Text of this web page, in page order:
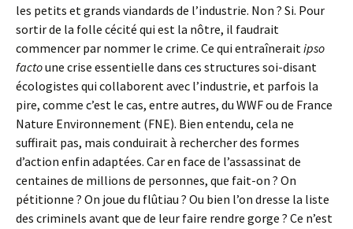
les petits et grands viandards de l’industrie. Non ? Si. Pour
sortir de la folle cécité qui est la nôtre, il faudrait
commencer par nommer le crime. Ce qui entraîneraitipso
factoune crise essentielle dans ces structures soi-disant
écologistes qui collaborent avec l’industrie, et parfois la
pire, comme c’est le cas, entre autres, du WWF ou de France
Nature Environnement (FNE). Bien entendu, cela ne
suffirait pas, mais conduirait à rechercher des formes
d’action enfin adaptées. Car en face de l’assassinat de
centaines de millions de personnes, que fait-on ? On
pétitionne ? On joue du flûtiau ? Ou bien l’on dresse la liste
des criminels avant que de leur faire rendre gorge ? Ce n’est